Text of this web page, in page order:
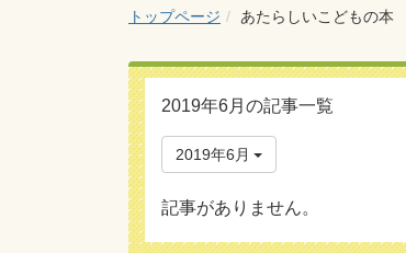
トップページ あたらしいこどもの本
2019年6月の記事一覧
2019年6月
記事がありません。